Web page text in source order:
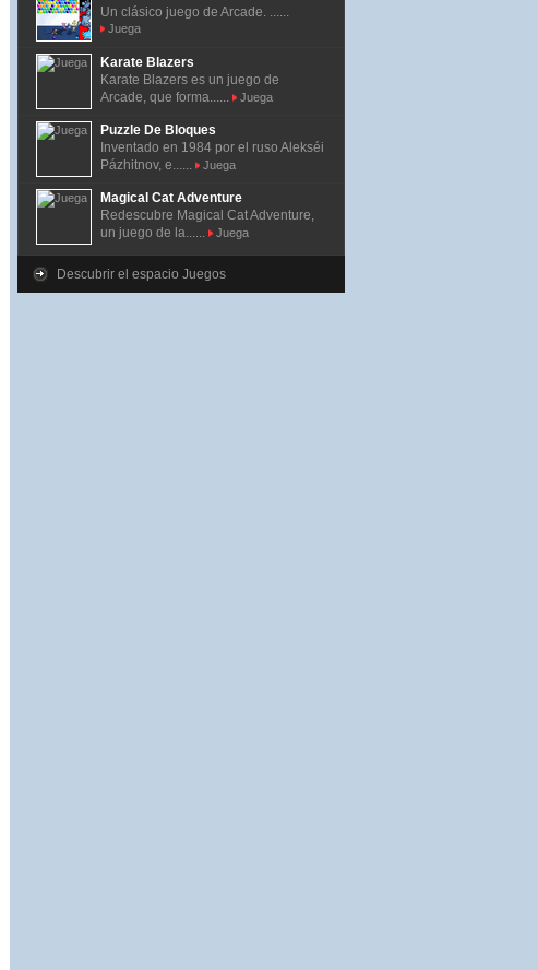
Un clásico juego de Arcade. ......
Juega
Karate Blazers
Karate Blazers es un juego de
Arcade, que forma......
Juega
Puzzle De Bloques
Inventado en 1984 por el ruso Alekséi
Pázhitnov, e......
Juega
Magical Cat Adventure
Redescubre Magical Cat Adventure,
un juego de la......
Juega
Descubrir el espacio Juegos